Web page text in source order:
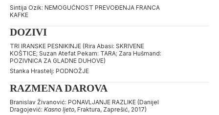
Sintija Ozik: NEMOGUĆNOST PREVOĐENJA FRANCA
KAFKE
DOZIVI
TRI IRANSKE PESNIKINJE (Rira Abasi: SKRIVENE
KOŠTICE; Suzan Atefat Pekam: TARA; Zara Hušmand:
POZIVNICA ZA GLADNE DUHOVE)
Stanka Hrastelj: PODNOŽJE
RAZMENA DAROVA
Branislav Živanović: PONAVLJANJE RAZLIKE (Danijel
Dragojević: Kasno ljeto, Fraktura, Zaprešić, 2017)